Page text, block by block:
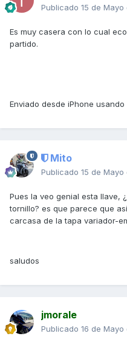
Publicado 15 de Mayo
Es muy casera con lo cual
partido.
Enviado desde iPhone usando
Mito
Publicado 15 de Mayo
Pues la veo genial esta llave,
tornillo? es que parece que
carcasa de la tapa variador-
saludos
jmorale
Publicado 16 de Mayo